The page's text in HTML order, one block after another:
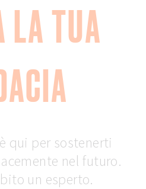
LA TUA
qui per sostenerti
nel futuro.
un esperto.